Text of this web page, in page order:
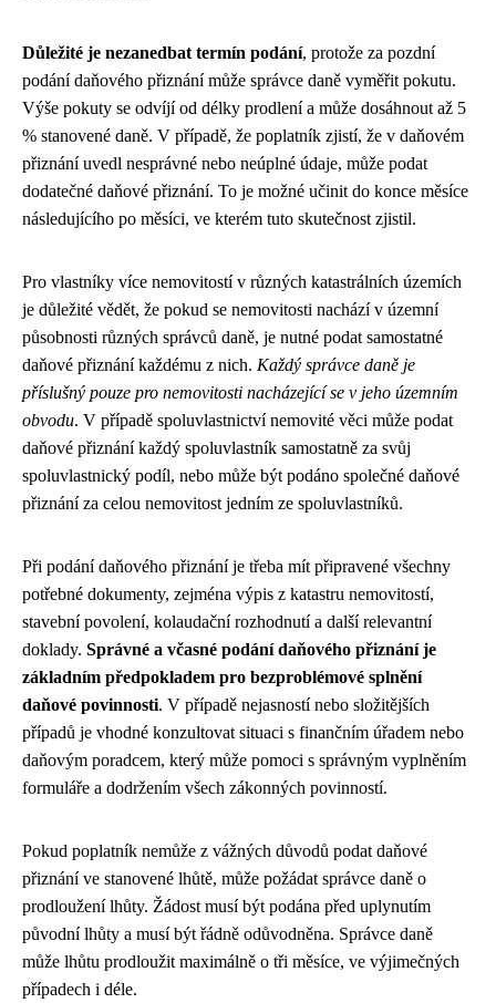
Důležité je nezanedbat termín podání, protože za pozdní
podání daňového přiznání může správce daně vyměřit pokutu.
Výše pokuty se odvíjí od délky prodlení a může dosáhnout až 5
% stanovené daně. V případě, že poplatník zjistí, že v daňovém
přiznání uvedl nesprávné nebo neúplné údaje, může podat
dodatečné daňové přiznání. To je možné učinit do konce měsíce
následujícího po měsíci, ve kterém tuto skutečnost zjistil.
Pro vlastníky více nemovitostí v různých katastrálních územích
je důležité vědět, že pokud se nemovitosti nachází v územní
působnosti různých správců daně, je nutné podat samostatné
daňové přiznání každému z nich. Každý správce daně je
příslušný pouze pro nemovitosti nacházející se v jeho územním
obvodu. V případě spoluvlastnictví nemovité věci může podat
daňové přiznání každý spoluvlastník samostatně za svůj
spoluvlastnický podíl, nebo může být podáno společné daňové
přiznání za celou nemovitost jedním ze spoluvlastníků.
Při podání daňového přiznání je třeba mít připravené všechny
potřebné dokumenty, zejména výpis z katastru nemovitostí,
stavební povolení, kolaudační rozhodnutí a další relevantní
doklady. Správné a včasné podání daňového přiznání je
základním předpokladem pro bezproblémové splnění
daňové povinnosti. V případě nejasností nebo složitějších
případů je vhodné konzultovat situaci s finančním úřadem nebo
daňovým poradcem, který může pomoci s správným vyplněním
formuláře a dodržením všech zákonných povinností.
Pokud poplatník nemůže z vážných důvodů podat daňové
přiznání ve stanovené lhůtě, může požádat správce daně o
prodloužení lhůty. Žádost musí být podána před uplynutím
původní lhůty a musí být řádně odůvodněna. Správce daně
může lhůtu prodloužit maximálně o tři měsíce, ve výjimečných
případech i déle.